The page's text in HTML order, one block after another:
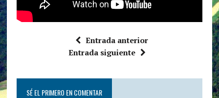
Entrada anterior
Entrada siguiente
SÉ EL PRIMERO EN COMENTAR